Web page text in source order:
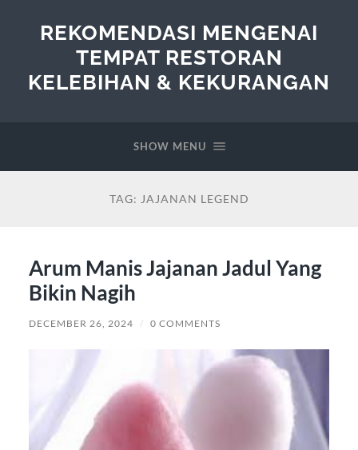
REKOMENDASI MENGENAI
TEMPAT RESTORAN
KELEBIHAN & KEKURANGAN
SHOW MENU
TAG: JAJANAN LEGEND
Arum Manis Jajanan Jadul Yang
Bikin Nagih
DECEMBER 26, 2024 / 0 COMMENTS